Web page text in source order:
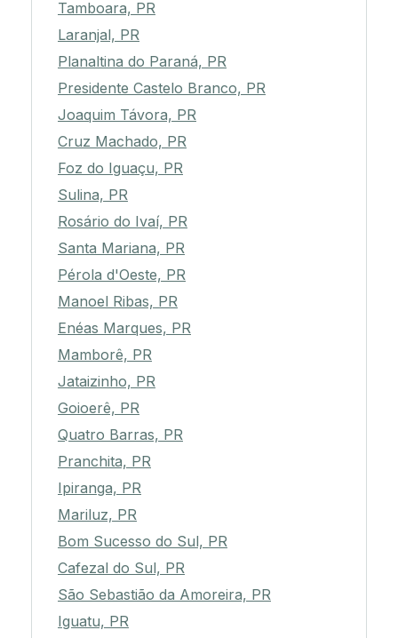
Tamboara, PR
Laranjal, PR
Planaltina do Paraná, PR
Presidente Castelo Branco, PR
Joaquim Távora, PR
Cruz Machado, PR
Foz do Iguaçu, PR
Sulina, PR
Rosário do Ivaí, PR
Santa Mariana, PR
Pérola d'Oeste, PR
Manoel Ribas, PR
Enéas Marques, PR
Mamborê, PR
Jataizinho, PR
Goioerê, PR
Quatro Barras, PR
Pranchita, PR
Ipiranga, PR
Mariluz, PR
Bom Sucesso do Sul, PR
Cafezal do Sul, PR
São Sebastião da Amoreira, PR
Iguatu, PR